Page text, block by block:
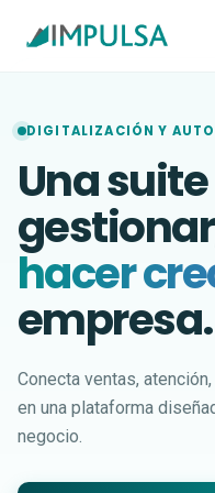
PRODUCTOS PRINCIPALES
IMPULSA CRM
Fuerza de ventas,
IMPULSA SAC
Metodología
Implementación,
Academia ↗
Tutoriales y guías para
Blog Ventas ↗
Estrategias de ventas,
Herramientas Gratis
DIGITALIZACIÓN Y
Una
hacer
empresa.
Conecta ventas,
en una plataforma
negocio.